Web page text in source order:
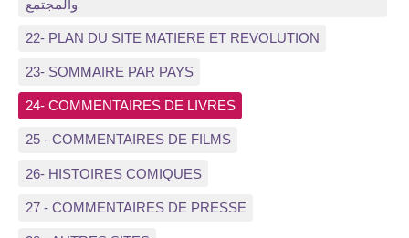
والمجتمع
22- PLAN DU SITE MATIERE ET REVOLUTION
23- SOMMAIRE PAR PAYS
24- COMMENTAIRES DE LIVRES
25 - COMMENTAIRES DE FILMS
26- HISTOIRES COMIQUES
27 - COMMENTAIRES DE PRESSE